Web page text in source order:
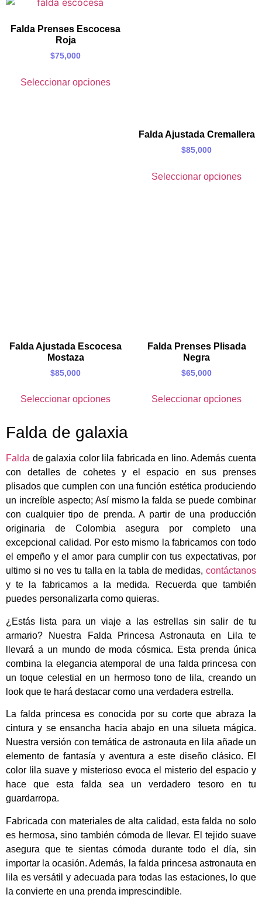
Falda Prenses Escocesa
Roja
$75,000
Seleccionar opciones
Falda Ajustada Cremallera
$85,000
Seleccionar opciones
Falda Ajustada Escocesa
Mostaza
$85,000
Seleccionar opciones
Falda Prenses Plisada
Negra
$65,000
Seleccionar opciones
Falda de galaxia
Falda de galaxia color lila fabricada en lino. Además cuenta
con detalles de cohetes y el espacio en sus prenses
plisados que cumplen con una función estética produciendo
un increíble aspecto; Así mismo la falda se puede combinar
con cualquier tipo de prenda. A partir de una producción
originaria de Colombia asegura por completo una
excepcional calidad. Por esto mismo la fabricamos con todo
el empeño y el amor para cumplir con tus expectativas, por
ultimo si no ves tu talla en la tabla de medidas, contáctanos
y te la fabricamos a la medida. Recuerda que también
puedes personalizarla como quieras.
¿Estás lista para un viaje a las estrellas sin salir de tu
armario? Nuestra Falda Princesa Astronauta en Lila te
llevará a un mundo de moda cósmica. Esta prenda única
combina la elegancia atemporal de una falda princesa con
un toque celestial en un hermoso tono de lila, creando un
look que te hará destacar como una verdadera estrella.
La falda princesa es conocida por su corte que abraza la
cintura y se ensancha hacia abajo en una silueta mágica.
Nuestra versión con temática de astronauta en lila añade un
elemento de fantasía y aventura a este diseño clásico. El
color lila suave y misterioso evoca el misterio del espacio y
hace que esta falda sea un verdadero tesoro en tu
guardarropa.
Fabricada con materiales de alta calidad, esta falda no solo
es hermosa, sino también cómoda de llevar. El tejido suave
asegura que te sientas cómoda durante todo el día, sin
importar la ocasión. Además, la falda princesa astronauta en
lila es versátil y adecuada para todas las estaciones, lo que
la convierte en una prenda imprescindible.